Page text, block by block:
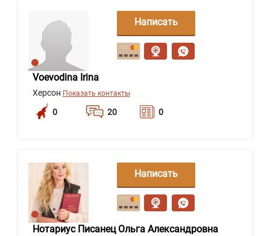
Voevodina Irina
Херсон Показать контакты
0 20 0
Написать
сообщение
Нотариус Писанец Ольга Александровна
Написать
сообщение